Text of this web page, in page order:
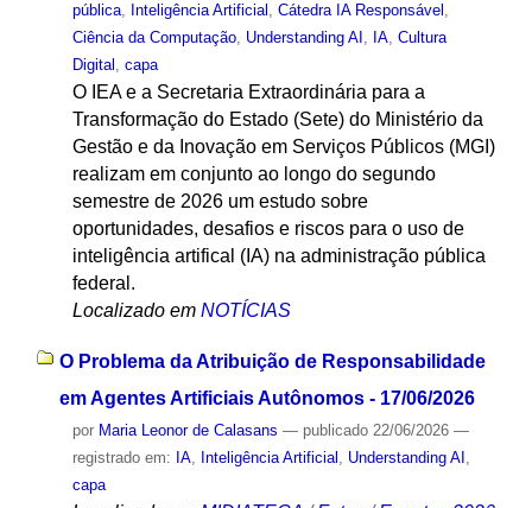
pública, Inteligência Artificial , Cátedra IA Responsável ,
Ciência da Computação, Understanding AI , IA, Cultura
Digital , capa
O IEA e a Secretaria Extraordinária para a
Transformação do Estado (Sete) do Ministério da
Gestão e da Inovação em Serviços Públicos (MGI)
realizam em conjunto ao longo do segundo
semestre de 2026 um estudo sobre
oportunidades, desafios e riscos para o uso de
inteligência artifical (IA) na administração pública
federal.
Localizado em NOTÍCIAS
O Problema da Atribuição de Responsabilidade
em Agentes Artificiais Autônomos - 17/06/2026
por Maria Leonor de Calasans — publicado22/06/2026 —
registrado em: IA, Inteligência Artificial Understanding AI
capa